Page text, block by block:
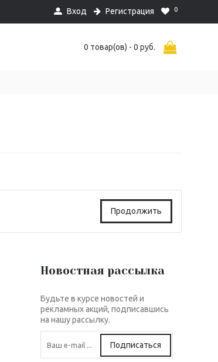
Вход Регистрация 0
0 товар(ов) - 0 руб.
Продолжить
Новостная рассылка
Будьте в курсе новостей и
рекламных акций, подписавшись
на нашу рассылку.
Подписаться